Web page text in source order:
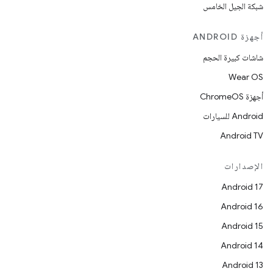
شبكة الجيل الخامس
أجهزة ANDROID
شاشات كبيرة الحجم
Wear OS
أجهزة ChromeOS
Android للسيارات
Android TV
الإصدارات
Android 17
Android 16
Android 15
Android 14
Android 13